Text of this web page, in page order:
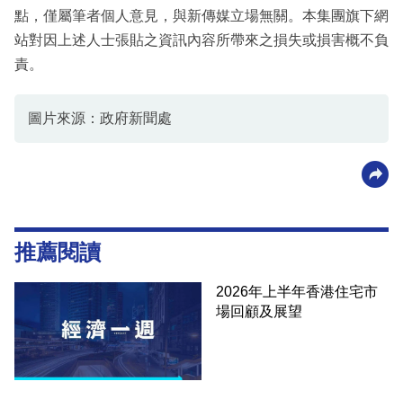
點，僅屬筆者個人意見，與新傳媒立場無關。本集團旗下網
站對因上述人士張貼之資訊內容所帶來之損失或損害概不負
責。
圖片來源：政府新聞處
推薦閱讀
2026年上半年香港住宅市
場回顧及展望